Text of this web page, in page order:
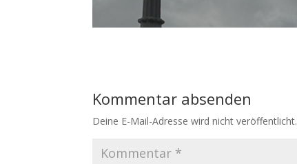
Kommentar absenden
Deine E-Mail-Adresse wird nicht veröffentlicht.